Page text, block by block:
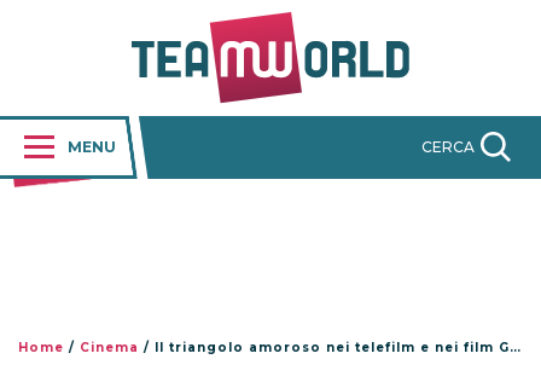
MENU CERCA
Home / Cinema / Il triangolo amoroso nei telefilm e nei film Gothic & Fantasy: tu chi shippi?